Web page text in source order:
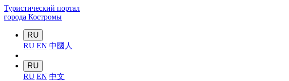
Туристический портал
города Костромы
RU
RU EN 中國人
RU
RU EN 中文